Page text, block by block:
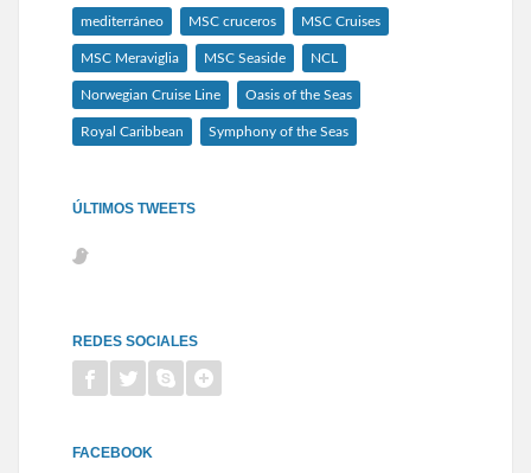
mediterráneo MSC cruceros MSC Cruises
MSC Meraviglia MSC Seaside NCL
Norwegian Cruise Line Oasis of the Seas
Royal Caribbean Symphony of the Seas
ÚLTIMOS TWEETS
REDES SOCIALES
FACEBOOK